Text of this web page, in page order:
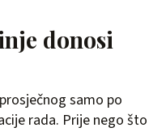
donosi
samo po
rada. Prije nego što